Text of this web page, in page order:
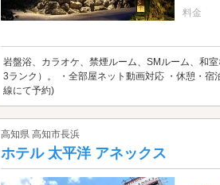
料金
岩盤浴、カラオケ、禁煙ルーム、SMルーム、和
3ランク）。 ・全部屋ネット動画対応 ・休憩・
線にて予約)
高知県 高知市長浜
ホテル 太平洋 アネックス